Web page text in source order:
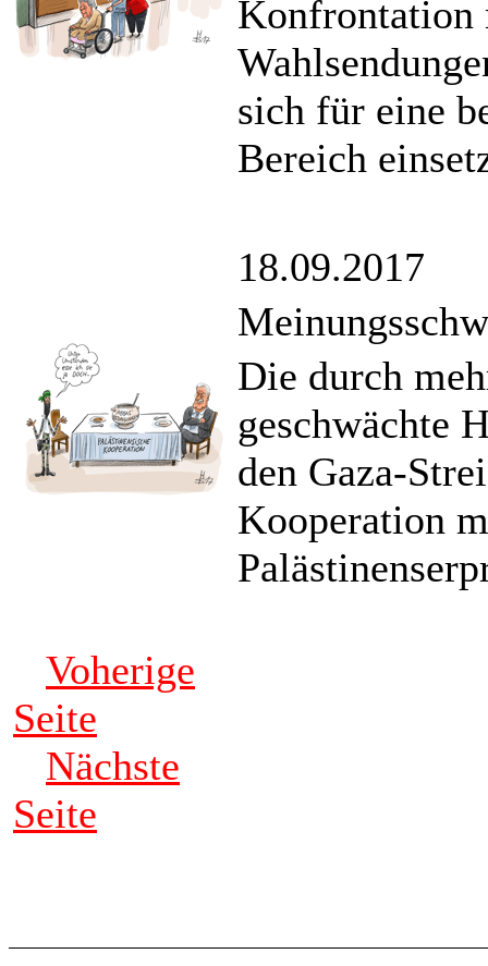
Konfrontation
sich für eine
Bereich
18.09.2017
Die durch
geschwächte
den Gaza-
Kooperation
Voherige
Seite
Nächste
Seite